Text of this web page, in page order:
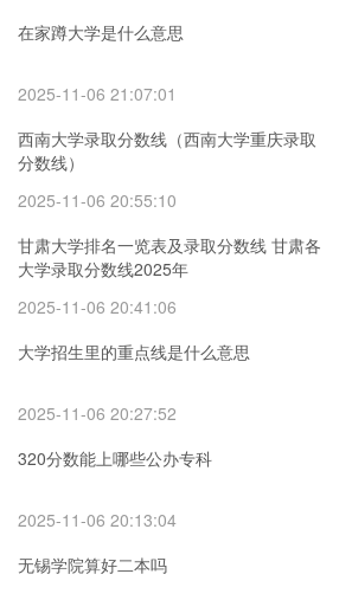
在家蹲大学是什么意思
2025-11-06 21:07:01
西南大学录取分数线（西南大学重庆录取
分数线）
2025-11-06 20:55:10
甘肃大学排名一览表及录取分数线 甘肃各
大学录取分数线2025年
2025-11-06 20:41:06
大学招生里的重点线是什么意思
2025-11-06 20:27:52
320分数能上哪些公办专科
2025-11-06 20:13:04
无锡学院算好二本吗